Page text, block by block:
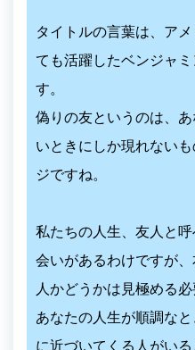
タイトルの言葉は、ア
ても活躍したベンジャ
す。
偽りの友というのは、
いときにしか現れない
ジですね。
私たちの人生、友人と
会いがあるわけですが
人かどうかは見極める必
あなたの人生が順調な
に近づいてくる人がい